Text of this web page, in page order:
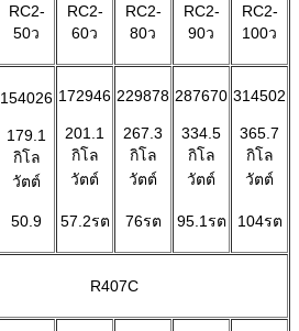
RC2-
50ว
RC2-
60ว
RC2-
80ว
RC2-
90ว
RC2-
100ว
154026
179.1
กิโล
วัตต์
50.9
172946
201.1
กิโล
วัตต์
57.2รต
229878
267.3
กิโล
วัตต์
76รต
287670
334.5
กิโล
วัตต์
95.1รต
314502
365.7
กิโล
วัตต์
104รต
R407C